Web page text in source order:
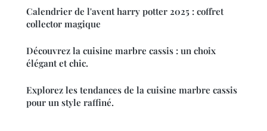
Calendrier de l'avent harry potter 2025 : coffret
collector magique
Découvrez la cuisine marbre cassis : un choix
élégant et chic.
Explorez les tendances de la cuisine marbre cassis
pour un style raffiné.